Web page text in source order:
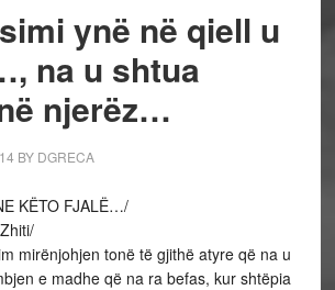
ynë në qiell u
na u shtua
njerëz…
BY DGRECA
KËTO FJALË…/
mirënjohjen tonë të gjithë atyre që na u
e madhe që na ra befas, kur shtëpia